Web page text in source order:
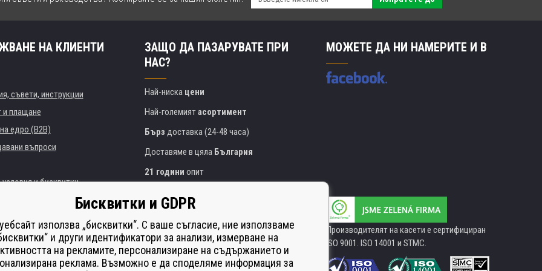
НА КЛИЕНТИ
съвети, инструкции
и плащане
едро (B2B)
въпроси
и бисквитки
принтери
изпълнение
ЗАЩО ДА ПАЗАРУВАТЕ ПРИ
НАС?
Най-ниска цени
Най-големиятасортимент
Бърз доставка (24-48 часа)
Доставяме в цяла България
21 години опит
Полезен подход
Goldenсертификат Heureka
Сейфонлайн плащания
МОЖЕТЕ ДА НИ НАМЕРИТЕ И В
Производителят на касети е сертифициран
ISO 9001. ISO 14001 и STMC.
Бисквитки и GDPR
използва „бисквитки“. С ваше съгласие, ние използваме
и други идентификатори за анализи, измерване на
на рекламите, персонализиране на съдържанието и
реклама. Възможно е да споделяме информация за